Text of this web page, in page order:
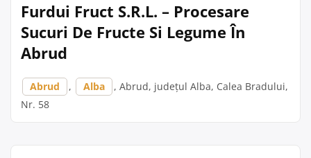
Furdui Fruct S.R.L. – Procesare
Sucuri De Fructe Si Legume În
Abrud
Abrud , Alba
, Abrud, județul Alba, Calea Bradului,
Nr. 58